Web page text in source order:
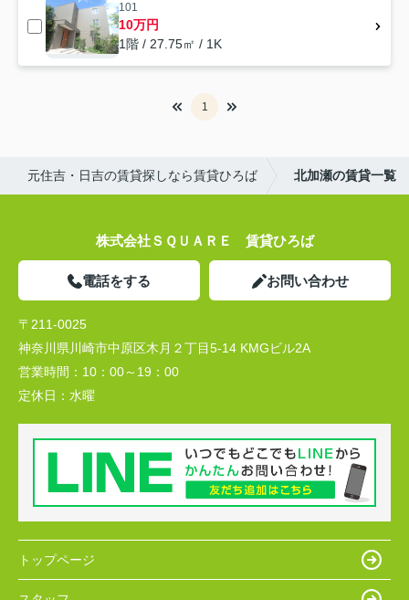
101
10万円
1階 / 27.75㎡ / 1K
1
元住吉・日吉の賃貸探しなら賃貸ひろば 北加瀬の賃貸一覧
株式会社ＳＱＵＡＲＥ 賃貸ひろば
電話をする お問い合わせ
〒211-0025
神奈川県川崎市中原区木月２丁目5-14 KMGビル2A
営業時間： 10：00～19：00
定休日： 水曜
トップページ